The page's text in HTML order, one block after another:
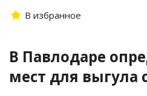
В избранное
В Павлодаре
мест для выгула